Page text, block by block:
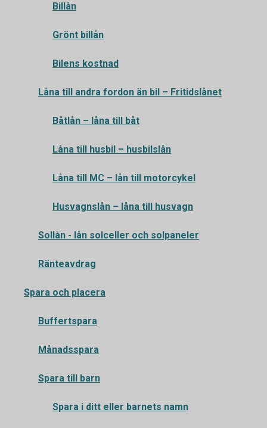
Billån
Grönt billån
Bilens kostnad
Låna till andra fordon än bil – Fritidslånet
Båtlån – låna till båt
Låna till husbil – husbilslån
Låna till MC – lån till motorcykel
Husvagnslån – låna till husvagn
Sollån - lån solceller och solpaneler
Ränteavdrag
Spara och placera
Buffertspara
Månadsspara
Spara till barn
Spara i ditt eller barnets namn